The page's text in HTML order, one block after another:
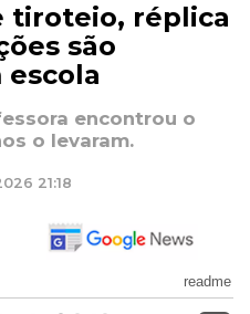
tiroteio, réplica
são
encontrou o
o levaram.
21:18
readme